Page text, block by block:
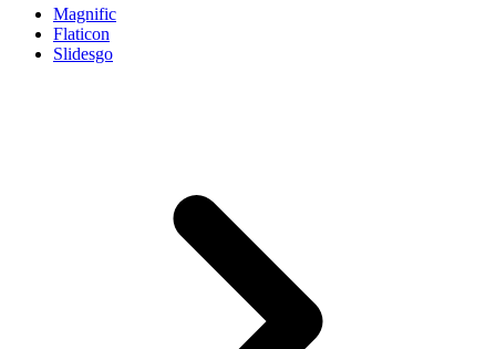
Magnific
Flaticon
Slidesgo